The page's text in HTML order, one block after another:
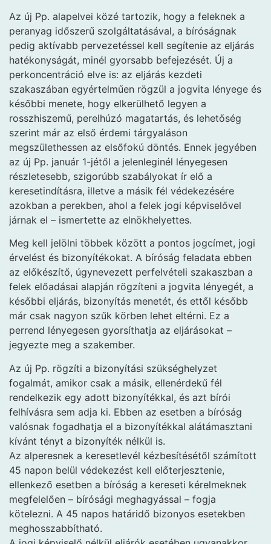
Az új Pp. alapelvei közé tartozik, hogy a feleknek a
peranyag időszerű szolgáltatásával, a bíróságnak
pedig aktívabb pervezetéssel kell segítenie az eljárás
hatékonyságát, minél gyorsabb befejezését. Új a
perkoncentráció elve is: az eljárás kezdeti
szakaszában egyértelműen rögzül a jogvita lényege és
későbbi menete, hogy elkerülhető legyen a
rosszhiszemű, perelhúzó magatartás, és lehetőség
szerint már az első érdemi tárgyaláson
megszülethessen az elsőfokú döntés. Ennek jegyében
az új Pp. január 1-jétől a jelenleginél lényegesen
részletesebb, szigorúbb szabályokat ír elő a
keresetindításra, illetve a másik fél védekezésére
azokban a perekben, ahol a felek jogi képviselővel
járnak el – ismertette az elnökhelyettes.
Meg kell jelölni többek között a pontos jogcímet, jogi
érvelést és bizonyítékokat. A bíróság feladata ebben
az előkészítő, úgynevezett perfelvételi szakaszban a
felek előadásai alapján rögzíteni a jogvita lényegét, a
későbbi eljárás, bizonyítás menetét, és ettől később
már csak nagyon szűk körben lehet eltérni. Ez a
perrend lényegesen gyorsíthatja az eljárásokat –
jegyezte meg a szakember.
Az új Pp. rögzíti a bizonyítási szükséghelyzet
fogalmát, amikor csak a másik, ellenérdekű fél
rendelkezik egy adott bizonyítékkal, és azt bírói
felhívásra sem adja ki. Ebben az esetben a bíróság
valósnak fogadhatja el a bizonyítékkal alátámasztani
kívánt tényt a bizonyíték nélkül is.
Az alperesnek a keresetlevél kézbesítésétől számított
45 napon belül védekezést kell előterjesztenie,
ellenkező esetben a bíróság a kereseti kérelmeknek
megfelelően – bírósági meghagyással – fogja
kötelezni. A 45 napos határidő bizonyos esetekben
meghosszabbítható.